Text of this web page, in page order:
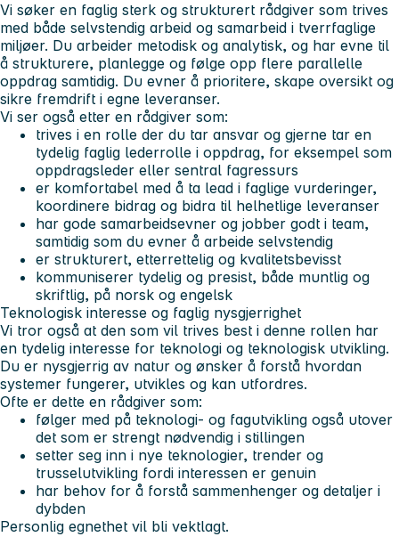
Vi søker en faglig sterk og strukturert rådgiver som trives
med både selvstendig arbeid og samarbeid i tverrfaglige
miljøer. Du arbeider metodisk og analytisk, og har evne til
å strukturere, planlegge og følge opp flere parallelle
oppdrag samtidig. Du evner å prioritere, skape oversikt og
sikre fremdrift i egne leveranser.
Vi ser også etter en rådgiver som:
trives i en rolle der du tar ansvar og gjerne tar en
tydelig faglig lederrolle i oppdrag, for eksempel som
oppdragsleder eller sentral fagressurs
er komfortabel med å ta lead i faglige vurderinger,
koordinere bidrag og bidra til helhetlige leveranser
har gode samarbeidsevner og jobber godt i team,
samtidig som du evner å arbeide selvstendig
er strukturert, etterrettelig og kvalitetsbevisst
kommuniserer tydelig og presist, både muntlig og
skriftlig, på norsk og engelsk
Teknologisk interesse og faglig nysgjerrighet
Vi tror også at den som vil trives best i denne rollen har
en tydelig interesse for teknologi og teknologisk utvikling.
Du er nysgjerrig av natur og ønsker å forstå hvordan
systemer fungerer, utvikles og kan utfordres.
Ofte er dette en rådgiver som:
følger med på teknologi- og fagutvikling også utover
det som er strengt nødvendig i stillingen
setter seg inn i nye teknologier, trender og
trusselutvikling fordi interessen er genuin
har behov for å forstå sammenhenger og detaljer i
dybden
Personlig egnethet vil bli vektlagt.